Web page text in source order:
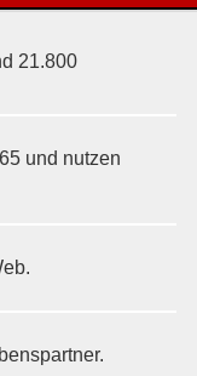
21.800
und nutzen